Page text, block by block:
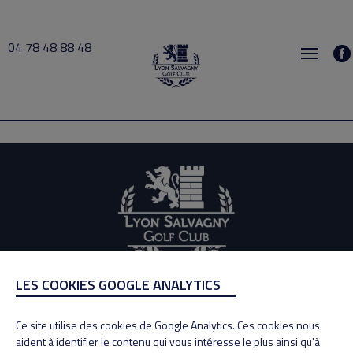
04 78 48 88 48
MOLLIER 2026-07-06 18:00 → 2026-07-06 19:00
ADRESSE
69890 La Tour de Salvagny
Tél : 04 78 48 88 48
LES COOKIES GOOGLE ANALYTICS
Ce site utilise des cookies de Google Analytics. Ces cookies nous
aident à identifier le contenu qui vous intéresse le plus ainsi qu'à